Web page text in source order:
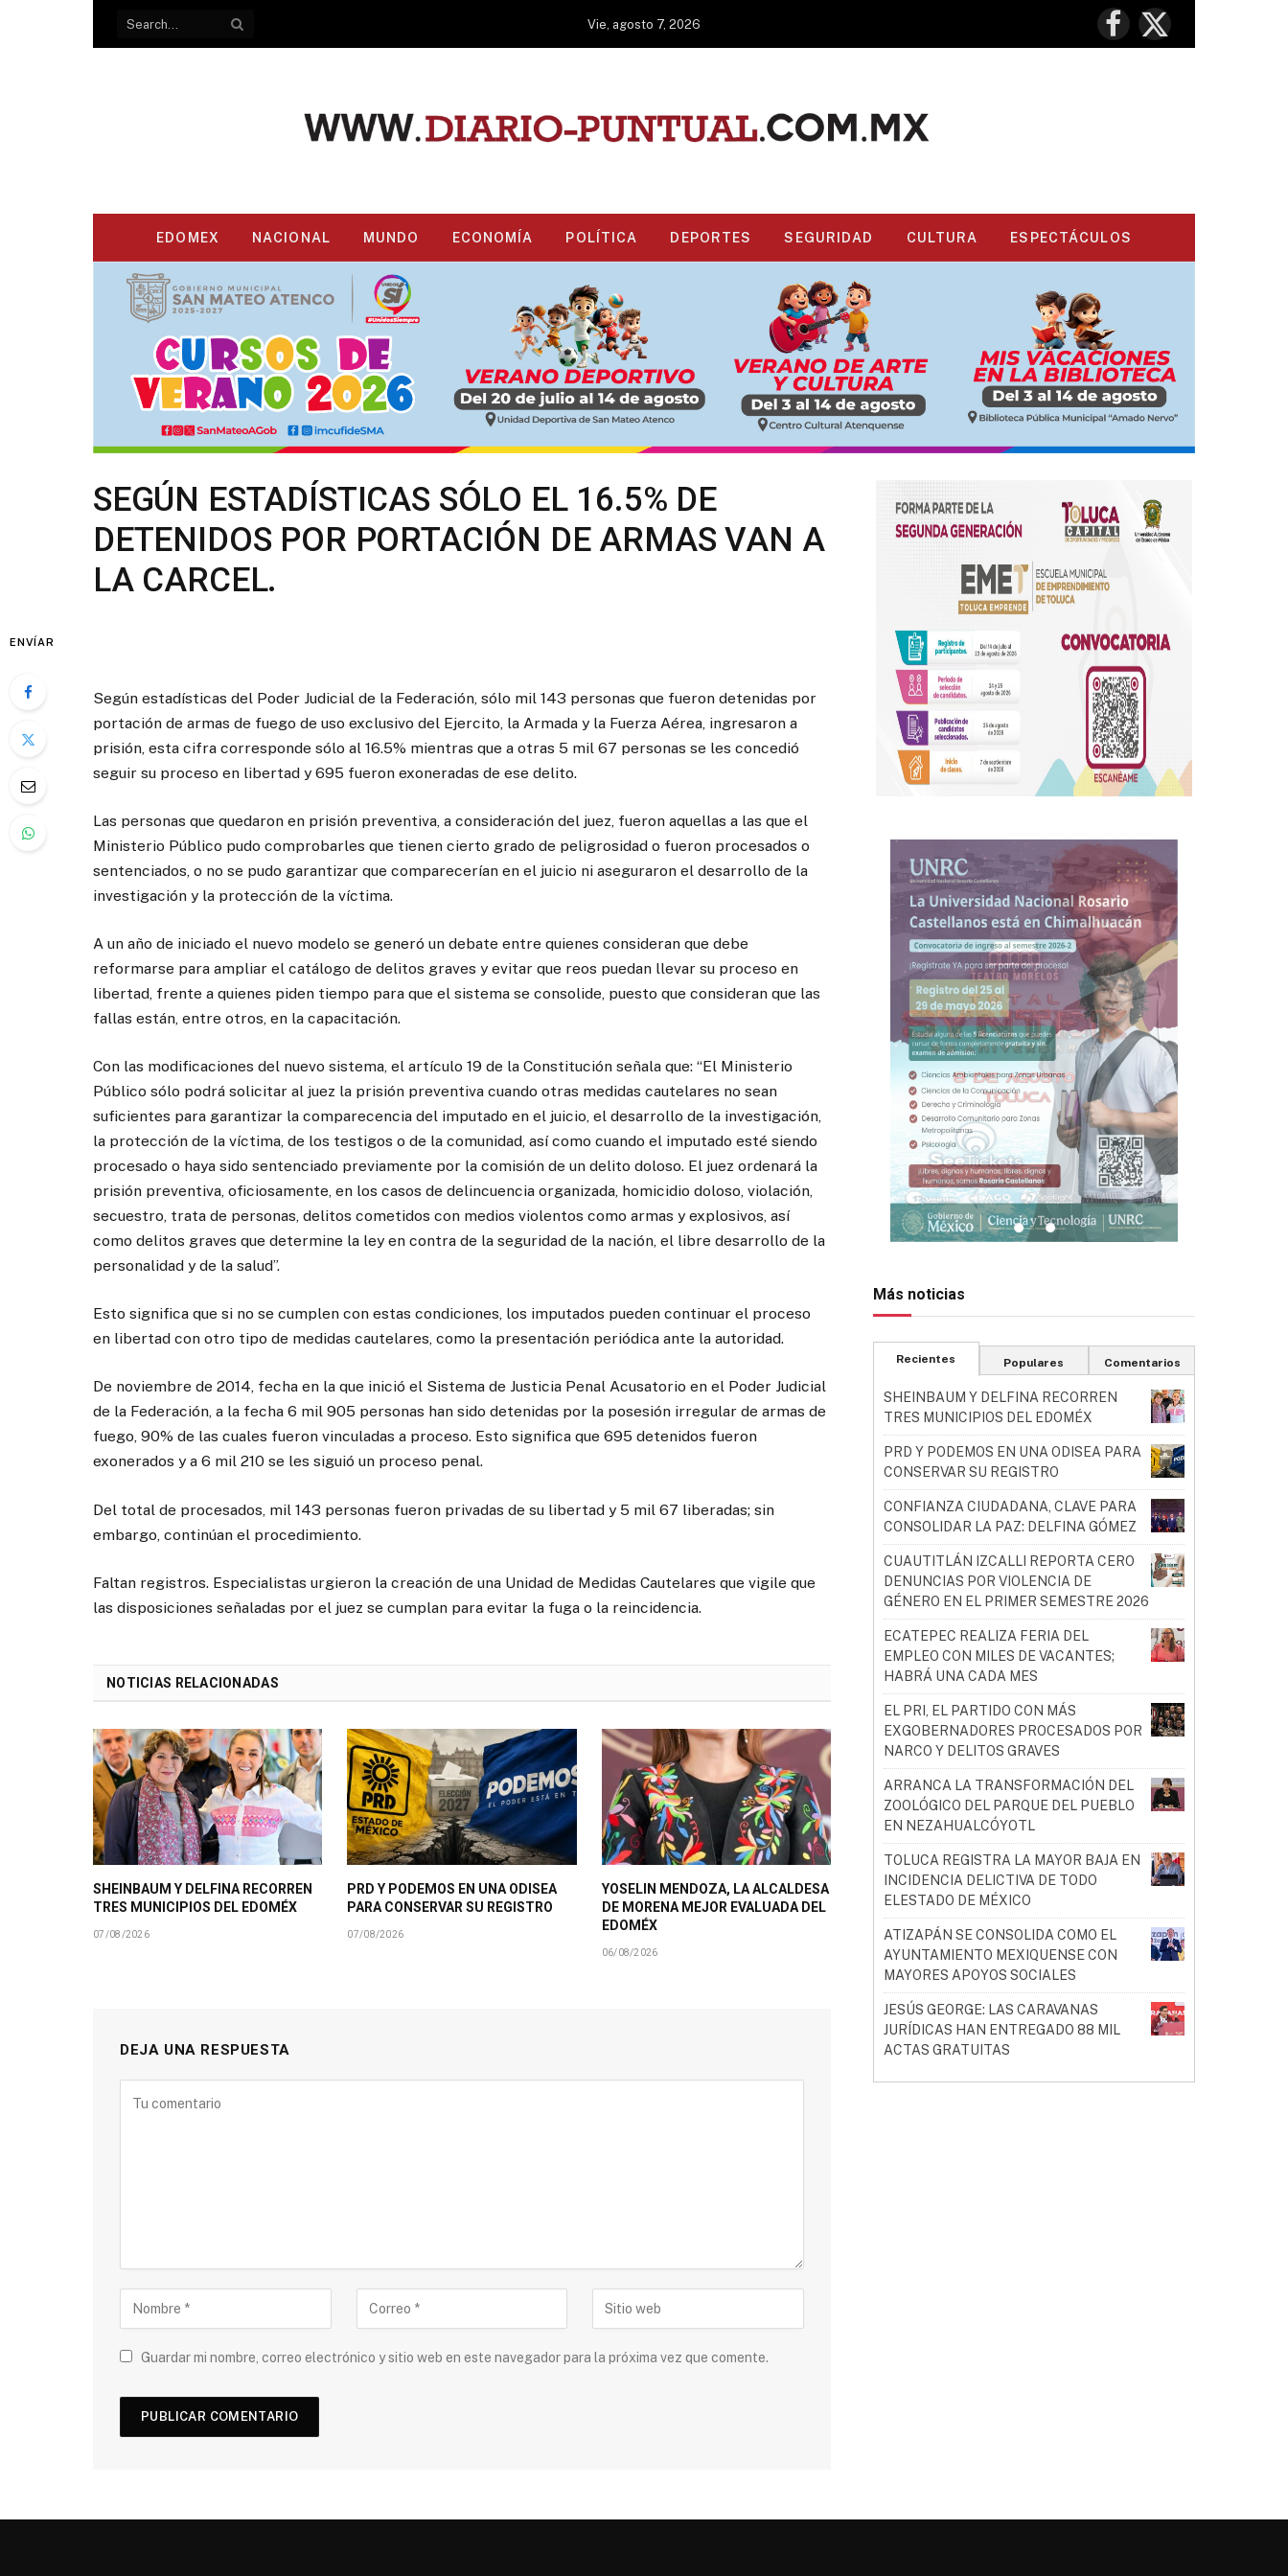
Vie, agosto 7, 2026
Facebook
X
(Twitter)
EDOMEX NACIONAL MUNDO ECONOMÍA POLÍTICA DEPORTES SEGURIDAD CULTURA ESPECTÁCULOS
SEGÚN ESTADÍSTICAS SÓLO EL 16.5% DE
DETENIDOS POR PORTACIÓN DE ARMAS VAN A
LA CARCEL.
ENVÍAR
Según estadísticas del Poder Judicial de la Federación, sólo mil 143 personas que fueron detenidas por
portación de armas de fuego de uso exclusivo del Ejercito, la Armada y la Fuerza Aérea, ingresaron a
prisión, esta cifra corresponde sólo al 16.5% mientras que a otras 5 mil 67 personas se les concedió
seguir su proceso en libertad y 695 fueron exoneradas de ese delito.
Las personas que quedaron en prisión preventiva, a consideración del juez, fueron aquellas a las que el
Ministerio Público pudo comprobarles que tienen cierto grado de peligrosidad o fueron procesados o
sentenciados, o no se pudo garantizar que comparecerían en el juicio ni aseguraron el desarrollo de la
investigación y la protección de la víctima.
A un año de iniciado el nuevo modelo se generó un debate entre quienes consideran que debe
reformarse para ampliar el catálogo de delitos graves y evitar que reos puedan llevar su proceso en
libertad, frente a quienes piden tiempo para que el sistema se consolide, puesto que consideran que las
fallas están, entre otros, en la capacitación.
Con las modificaciones del nuevo sistema, el artículo 19 de la Constitución señala que: “El Ministerio
Público sólo podrá solicitar al juez la prisión preventiva cuando otras medidas cautelares no sean
suficientes para garantizar la comparecencia del imputado en el juicio, el desarrollo de la investigación,
la protección de la víctima, de los testigos o de la comunidad, así como cuando el imputado esté siendo
procesado o haya sido sentenciado previamente por la comisión de un delito doloso. El juez ordenará la
prisión preventiva, oficiosamente, en los casos de delincuencia organizada, homicidio doloso, violación,
secuestro, trata de personas, delitos cometidos con medios violentos como armas y explosivos, así
como delitos graves que determine la ley en contra de la seguridad de la nación, el libre desarrollo de la
personalidad y de la salud”.
Esto significa que si no se cumplen con estas condiciones, los imputados pueden continuar el proceso
en libertad con otro tipo de medidas cautelares, como la presentación periódica ante la autoridad.
De noviembre de 2014, fecha en la que inició el Sistema de Justicia Penal Acusatorio en el Poder Judicial
de la Federación, a la fecha 6 mil 905 personas han sido detenidas por la posesión irregular de armas de
fuego, 90% de las cuales fueron vinculadas a proceso. Esto significa que 695 detenidos fueron
exonerados y a 6 mil 210 se les siguió un proceso penal.
Del total de procesados, mil 143 personas fueron privadas de su libertad y 5 mil 67 liberadas; sin
embargo, continúan el procedimiento.
Faltan registros. Especialistas urgieron la creación de una Unidad de Medidas Cautelares que vigile que
las disposiciones señaladas por el juez se cumplan para evitar la fuga o la reincidencia.
NOTICIAS RELACIONADAS
SHEINBAUM Y DELFINA RECORREN
TRES MUNICIPIOS DEL EDOMÉX
07/08/2026
PRD Y PODEMOS EN UNA ODISEA
PARA CONSERVAR SU REGISTRO
07/08/2026
YOSELIN MENDOZA, LA ALCALDESA
DE MORENA MEJOR EVALUADA DEL
EDOMÉX
06/08/2026
DEJA UNA RESPUESTA
Guardar mi nombre, correo electrónico y sitio web en este navegador para la próxima vez que comente.
Más noticias
Recientes Populares Comentarios
SHEINBAUM Y DELFINA RECORREN
TRES MUNICIPIOS DEL EDOMÉX
PRD Y PODEMOS EN UNA ODISEA PARA
CONSERVAR SU REGISTRO
CONFIANZA CIUDADANA, CLAVE PARA
CONSOLIDAR LA PAZ: DELFINA GÓMEZ
CUAUTITLÁN IZCALLI REPORTA CERO
DENUNCIAS POR VIOLENCIA DE
GÉNERO EN EL PRIMER SEMESTRE 2026
ECATEPEC REALIZA FERIA DEL
EMPLEO CON MILES DE VACANTES;
HABRÁ UNA CADA MES
EL PRI, EL PARTIDO CON MÁS
EXGOBERNADORES PROCESADOS POR
NARCO Y DELITOS GRAVES
ARRANCA LA TRANSFORMACIÓN DEL
ZOOLÓGICO DEL PARQUE DEL PUEBLO
EN NEZAHUALCÓYOTL
TOLUCA REGISTRA LA MAYOR BAJA EN
INCIDENCIA DELICTIVA DE TODO
ELESTADO DE MÉXICO
ATIZAPÁN SE CONSOLIDA COMO EL
AYUNTAMIENTO MEXIQUENSE CON
MAYORES APOYOS SOCIALES
JESÚS GEORGE: LAS CARAVANAS
JURÍDICAS HAN ENTREGADO 88 MIL
ACTAS GRATUITAS